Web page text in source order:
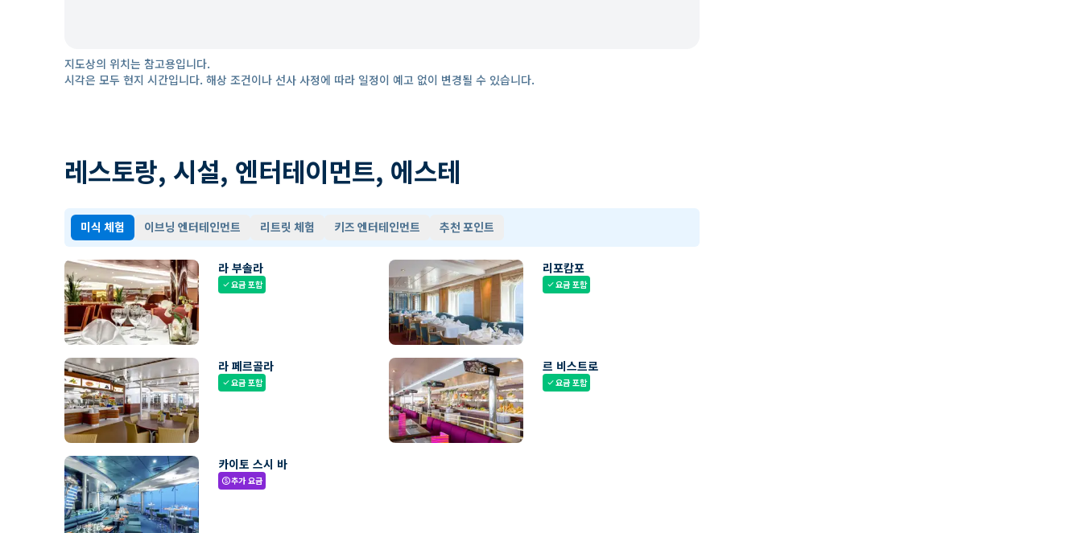
지도상의 위치는 참고용입니다.
시각은 모두 현지 시간입니다. 해상 조건이나 선사 사정에 따라 일정이 예고 없이 변경될 수 있습니다.
레스토랑, 시설, 엔터테이먼트, 에스테
미식 체험 이브닝 엔터테인먼트 리트릿 체험 키즈 엔터테인먼트 추천 포인트
라 부솔라
check요금 포함
리포캄포
check요금 포함
라 페르골라
check요금 포함
르 비스트로
check요금 포함
카이토 스시 바
paid추가 요금